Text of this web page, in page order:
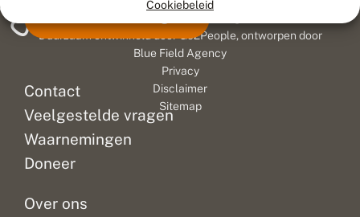
Cookiebeleid
Contact
Veelgestelde vragen
Waarnemingen
Doneer
Over ons
Duurzaam ontwikkeld door
Go2People, ontworpen door
Blue Field Agency
Privacy
Disclaimer
Sitemap